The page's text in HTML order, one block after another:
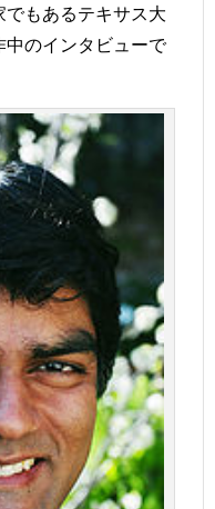
もあるテキサス大
中のインタビューで